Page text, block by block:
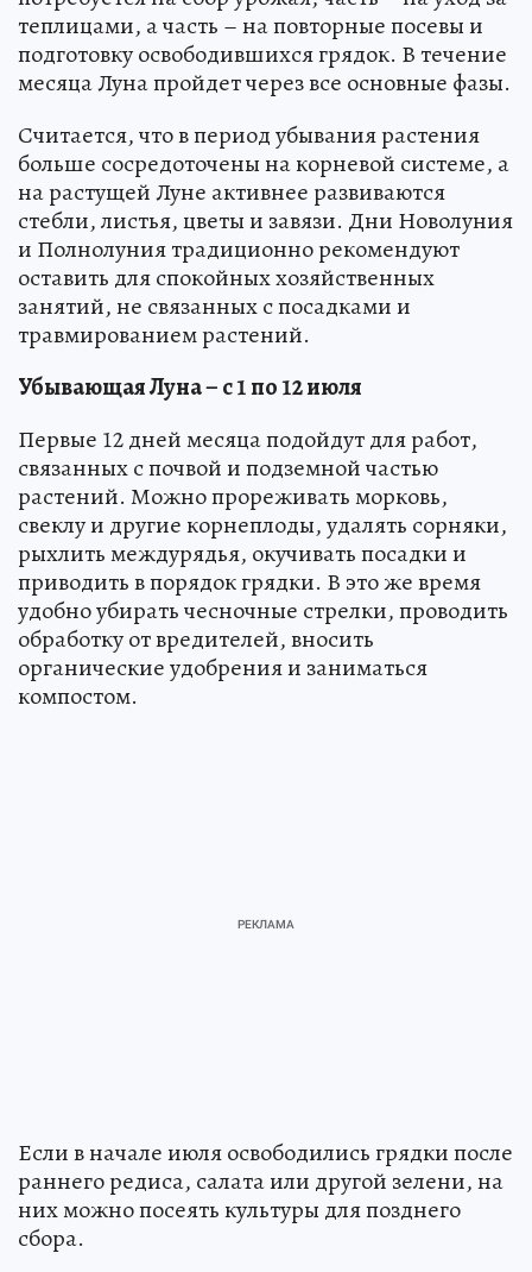
теплицами, а часть – на повторные посевы и
подготовку освободившихся грядок. В течение
месяца Луна пройдет через все основные фазы.
Считается, что в период убывания растения
больше сосредоточены на корневой системе, а
на растущей Луне активнее развиваются
стебли, листья, цветы и завязи. Дни Новолуния
и Полнолуния традиционно рекомендуют
оставить для спокойных хозяйственных
занятий, не связанных с посадками и
травмированием растений.
Убывающая Луна – с 1 по 12 июля
Первые 12 дней месяца подойдут для работ,
связанных с почвой и подземной частью
растений. Можно прореживать морковь,
свеклу и другие корнеплоды, удалять сорняки,
рыхлить междурядья, окучивать посадки и
приводить в порядок грядки. В это же время
удобно убирать чесночные стрелки, проводить
обработку от вредителей, вносить
органические удобрения и заниматься
компостом.
Если в начале июля освободились грядки после
раннего редиса, салата или другой зелени, на
них можно посеять культуры для позднего
сбора.